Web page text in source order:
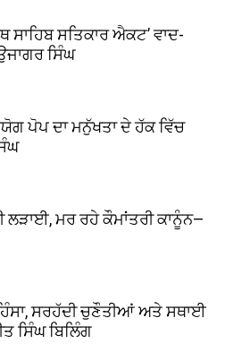
ਸਾਹਿਬ ਸਤਿਕਾਰ ਐਕਟ’ ਵਾਦ-
ਸਿੰਘ
ਪੋਪ ਦਾ ਮਨੁੱਖਤਾ ਦੇ ਹੱਕ ਵਿੱਚ
ਲੜਾਈ, ਮਰ ਰਹੇ ਕੌਮਾਂਤਰੀ ਕਾਨੂੰਨ—
ਸਰਹੱਦੀ ਚੁਣੌਤੀਆਂ ਅਤੇ ਸਥਾਈ
ਸਿੰਘ ਬਿਲਿੰਗ